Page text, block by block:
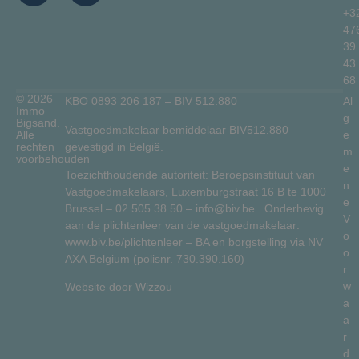
39
43
68
© 2026
Immo
Bigsand.
Alle
rechten
voorbehouden
KBO 0893 206 187 – BIV 512.880
Vastgoedmakelaar bemiddelaar BIV512.880 –
gevestigd in België.
Toezichthoudende autoriteit: Beroepsinstituut van
Vastgoedmakelaars, Luxemburgstraat 16 B te 1000
Brussel – 02 505 38 50 – info@biv.be . Onderhevig
aan de plichtenleer van de vastgoedmakelaar:
www.biv.be/plichtenleer – BA en borgstelling via NV
AXA Belgium (polisnr. 730.390.160)
Website door Wizzou
Al
g
e
m
e
n
e
V
o
o
r
w
a
a
r
d